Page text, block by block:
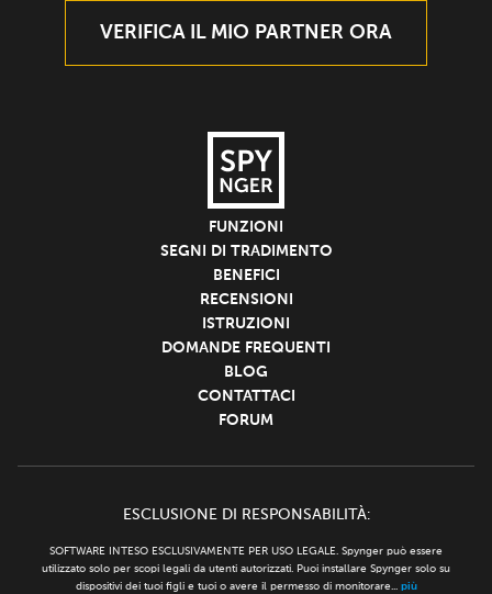
VERIFICA IL MIO PARTNER ORA
FUNZIONI
SEGNI DI TRADIMENTO
BENEFICI
RECENSIONI
ISTRUZIONI
DOMANDE FREQUENTI
BLOG
CONTATTACI
FORUM
ESCLUSIONE DI RESPONSABILITÀ:
SOFTWARE INTESO ESCLUSIVAMENTE PER USO LEGALE. Spynger può essere
utilizzato solo per scopi legali da utenti autorizzati. Puoi installare Spynger solo su
dispositivi dei tuoi figli e tuoi o avere il permesso di monitorare... più